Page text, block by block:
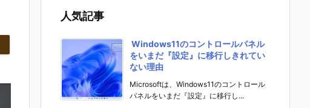
人気記事
Windows11のコントロールパネル
をいまだ『設定』に移行しきれてい
ない理由
Microsoftは、Windows11のコントロール
パネルをいまだ『設定』に移行し...